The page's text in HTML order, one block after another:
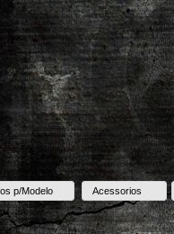
p/Modelo Acessorios